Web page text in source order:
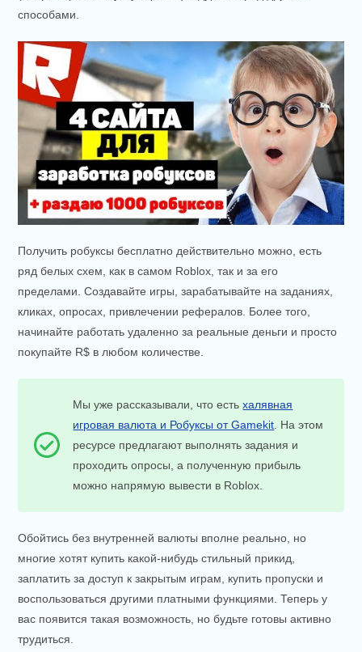
способами.
Получить робуксы бесплатно действительно можно, есть
ряд белых схем, как в самом Roblox, так и за его
пределами. Создавайте игры, зарабатывайте на заданиях,
кликах, опросах, привлечении рефералов. Более того,
начинайте работать удаленно за реальные деньги и просто
покупайте R$ в любом количестве.
Мы уже рассказывали, что естьхалявная
игровая валюта и Робуксы от Gamekit . На этом
ресурсе предлагают выполнять задания и
проходить опросы, а полученную прибыль
можно напрямую вывести в Roblox.
Обойтись без внутренней валюты вполне реально, но
многие хотят купить какой-нибудь стильный прикид,
заплатить за доступ к закрытым играм, купить пропуски и
воспользоваться другими платными функциями. Теперь у
вас появится такая возможность, но будьте готовы активно
трудиться.